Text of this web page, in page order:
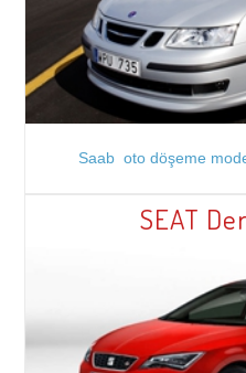
Saab oto döşeme
SEAT